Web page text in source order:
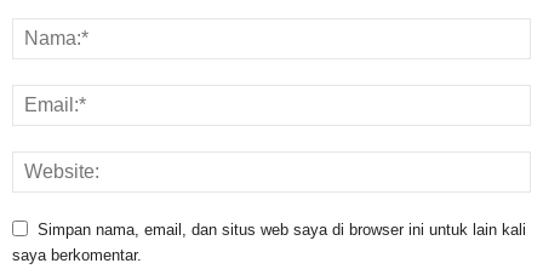
Simpan nama, email, dan situs web saya di browser ini untuk lain kali
saya berkomentar.